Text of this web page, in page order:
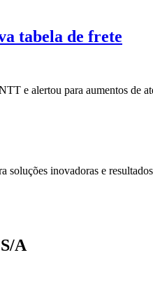
tabela de frete
e alertou para aumentos de
soluções inovadoras e
A